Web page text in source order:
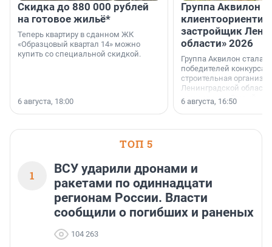
Скидка до 880 000 рублей
на готовое жильё*
Теперь квартиру в сданном ЖК
«Образцовый квартал 14» можно
купить со специальной скидкой.
6 августа, 18:00
Группа Аквилон
застройщик
области» 2026
Группа Аквилон стала
победителей конкурса
строительная
Ленинградской области
номинации «Самый
застройщик
области».
6 августа, 16:50
ТОП 5
1
ВСУ ударили дронами и
ракетами по одиннадцати
регионам России. Власти
сообщили о погибших и раненых
104 263